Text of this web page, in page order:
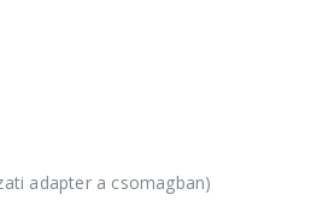
adapter a csomagban)